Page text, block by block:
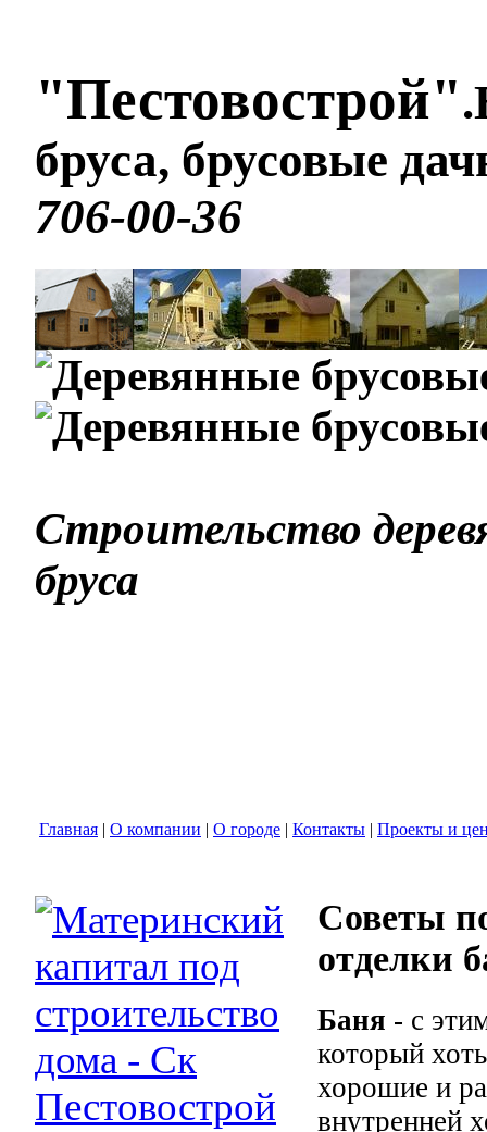
"Пестовострой".
бруса, брусовые
706-00-36
Строительство
бруса
Главная | О компании | О городе | Контакты | Проекты и
Советы
отделки
Баня - с
который
хорошие и
внутренней